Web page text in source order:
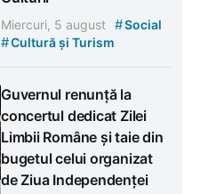
Miercuri, 5 august #Social
#Cultură și Turism
Guvernul renunță la
concertul dedicat Zilei
Limbii Române și taie din
bugetul celui organizat
de Ziua Independenței